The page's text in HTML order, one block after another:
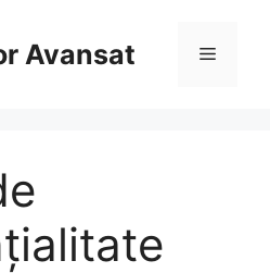
Avansat Meniu